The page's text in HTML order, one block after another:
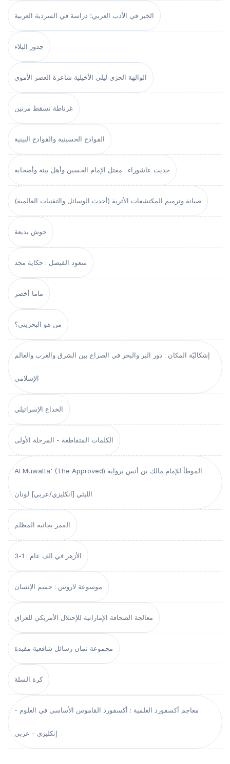
الخبر في الأدب العربي؛ دراسة في السردية العربية
جذور البلاء
الوالهة الحرَى ليلى الأخيلية شاعرة العصر الأموي
غرناطة تسقط مرتين
الفوادح الحسينية والقوادح البينية
حديث عاشوراء : مقتل الإمام الحسين وأهل بيته وأصحابه
صيانة وترميم المكتشفات الأثرية (أحدث الوسائل والتقنيات العالمية)
حوش بديعة
سعود الفيصل : حكاية مجد
ماما أخضر
من هو البحريني؟
إشكاليّة المكان : دور البر والبحر في الصراع بين الشرق والغرب والعالم
الإسلامي
الخداع الإسرائيلي
الكلمات المتقاطعة - المرحلة الأولى
Al Muwatta' (The Approved) الموطأ للإمام مالك بن أنس برواية
الليثي [انكليزي/عربي] لونان
القمر بجانبه المظلم
الأزهر في الف عام : 1-3
موسوعة لاروس : جسم الإنسان
معالجة الصحافة الإماراتية للإحتلال الأمريكي للعراق
مجموعة ثمان رسائل شافعية مفيدة
كرة السلة
معاجم أكسفورد العلمية : أكسفورد القاموس الأساسي في العلوم -
إنكليزي - عربي